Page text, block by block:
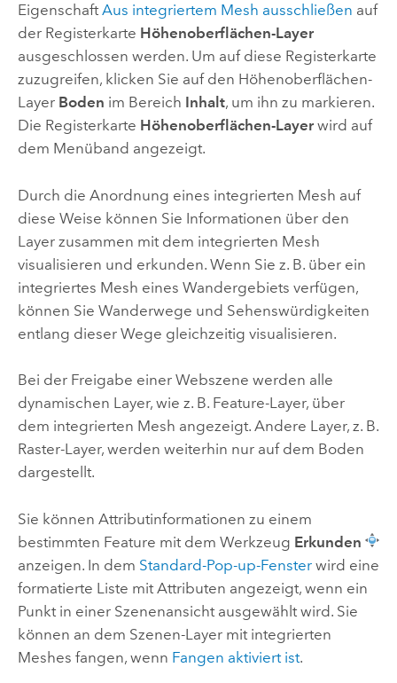
Eigenschaft Aus integriertem Mesh ausschließen auf
der Registerkarte Höhenoberflächen-Layer
ausgeschlossen werden. Um auf diese Registerkarte
zuzugreifen, klicken Sie auf den Höhenoberflächen-
Layer Boden im Bereich Inhalt, um ihn zu markieren.
Die Registerkarte Höhenoberflächen-Layerwird auf
dem Menüband angezeigt.
Durch die Anordnung eines integrierten Mesh auf
diese Weise können Sie Informationen über den
Layer zusammen mit dem integrierten Mesh
visualisieren und erkunden. Wenn Sie z. B. über ein
integriertes Mesh eines Wandergebiets verfügen,
können Sie Wanderwege und Sehenswürdigkeiten
entlang dieser Wege gleichzeitig visualisieren.
Bei der Freigabe einer Webszene werden alle
dynamischen Layer, wie z. B. Feature-Layer, über
dem integrierten Mesh angezeigt. Andere Layer, z. B.
Raster-Layer, werden weiterhin nur auf dem Boden
dargestellt.
Sie können Attributinformationen zu einem
bestimmten Feature mit dem Werkzeug Erkunden
anzeigen. In dem Standard-Pop-up-Fensterwird eine
formatierte Liste mit Attributen angezeigt, wenn ein
Punkt in einer Szenenansicht ausgewählt wird. Sie
können an dem Szenen-Layer mit integrierten
Meshes fangen, wenn Fangen aktiviert ist.